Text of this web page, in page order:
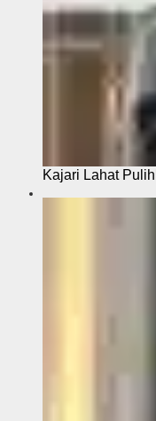
Kajari Lahat